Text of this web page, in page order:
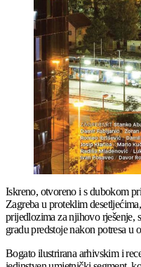
Iskreno, otvoreno i s dubokom
Zagreba u proteklim
prijedlozima za njihovo rješenje,
gradu predstoje nakon potresa
Bogato ilustrirana arhivskim i